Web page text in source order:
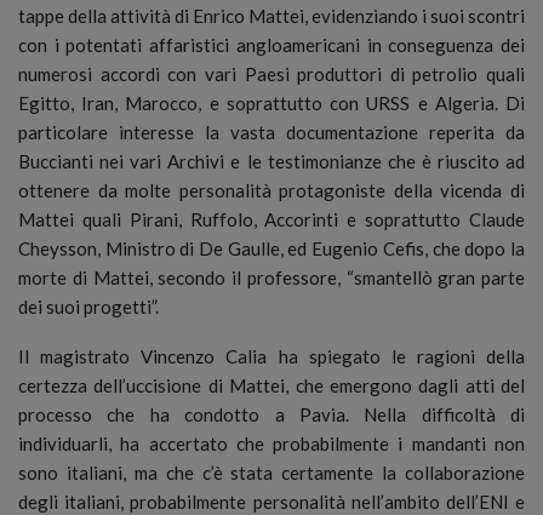
tappe della attività di Enrico Mattei, evidenziando i suoi scontri
con i potentati affaristici angloamericani in conseguenza dei
numerosi accordi con vari Paesi produttori di petrolio quali
Egitto, Iran, Marocco, e soprattutto con URSS e Algeria. Di
particolare interesse la vasta documentazione reperita da
Buccianti nei vari Archivi e le testimonianze che è riuscito ad
ottenere da molte personalità protagoniste della vicenda di
Mattei quali Pirani, Ruffolo, Accorinti e soprattutto Claude
Cheysson, Ministro di De Gaulle, ed Eugenio Cefis, che dopo la
morte di Mattei, secondo il professore, “smantellò gran parte
dei suoi progetti”.
Il magistrato Vincenzo Calia ha spiegato le ragioni della
certezza dell’uccisione di Mattei, che emergono dagli atti del
processo che ha condotto a Pavia. Nella difficoltà di
individuarli, ha accertato che probabilmente i mandanti non
sono italiani, ma che c’è stata certamente la collaborazione
degli italiani, probabilmente personalità nell’ambito dell’ENI e